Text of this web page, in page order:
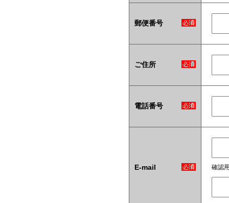
郵便番号
ご住所
電話番号
E-mail 確認